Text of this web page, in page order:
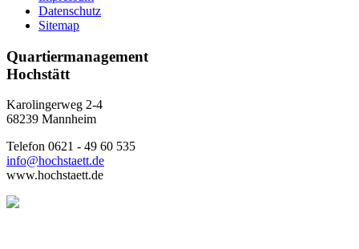
Datenschutz
Sitemap
Quartiermanagement
Hochstätt
Karolingerweg 2-4
68239 Mannheim
Telefon 0621 - 49 60 535
info@hochstaett.de
www.hochstaett.de